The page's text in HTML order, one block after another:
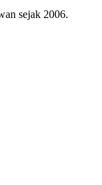
sejak 2006.